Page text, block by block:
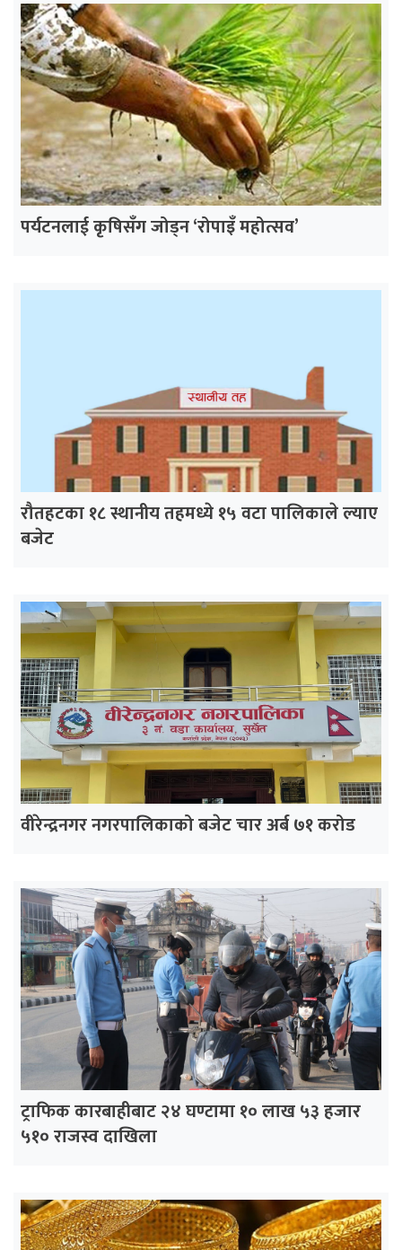
पर्यटनलाई कृषिसँग जोड्न ‘रोपाइँ महोत्सव’
रौतहटका १८ स्थानीय तहमध्ये १५ वटा पालिकाले ल्याए
बजेट
वीरेन्द्रनगर नगरपालिकाको बजेट चार अर्ब ७१ करोड
ट्राफिक कारबाहीबाट २४ घण्टामा १० लाख ५३ हजार
५१० राजस्व दाखिला